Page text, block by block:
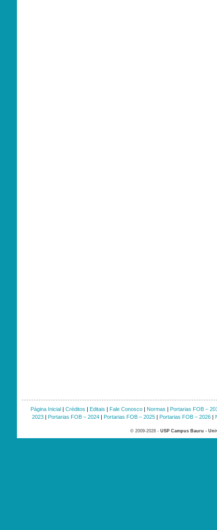
Página Inicial| Créditos | Editais | Fale Conosco| Normas | Portarias FOB –
2023| Portarias FOB – 2024| Portarias FOB – 2025| Portarias FOB – 2026|
© 2009-2026 - USP Campus Bauru -